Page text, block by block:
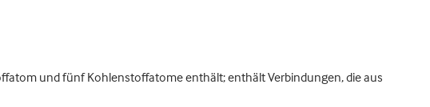
und fünf Kohlenstoffatome enthält; enthält Verbindungen, die aus